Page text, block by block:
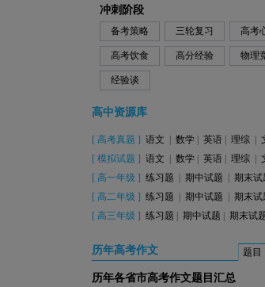
冲刺阶段
备考策略 三轮复习 高考
高考饮食 高分经验 物理
经验谈
高中资源库
[ 高考真题 ] 语文 数学 英语 理综
[ 模拟试题 ] 语文 数学 英语 理综
[ 高一年级 ] 练习题 期中试题
期末试
[ 高二年级 ] 练习题 期中试题
期末试
[ 高三年级 ] 练习题 期中试题 期末试
历年高考作文 题目
历年各省市高考作文题目汇总